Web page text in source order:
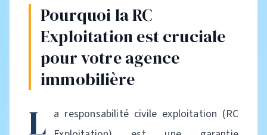
Pourquoi la RC
Exploitation est cruciale
pour votre agence
immobilière
L a responsabilité civile exploitation (RC